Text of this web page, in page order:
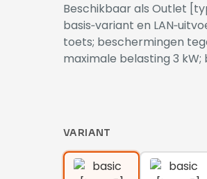
Beschikbaar als Outlet
basis‑variant en
toets; beschermingen
maximale belasting 3 kW;
VARIANT